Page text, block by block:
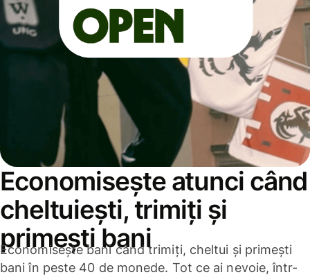
Economisește atunci când
cheltuiești, trimiți și
primești bani
Economisește bani când trimiți, cheltui și primești
bani în peste 40 de monede. Tot ce ai nevoie, într-